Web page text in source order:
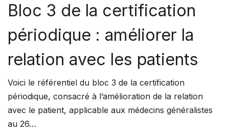
Bloc 3 de la certification
périodique : améliorer la
relation avec les patients
Voici le référentiel du bloc 3 de la certification
périodique, consacré à l’amélioration de la relation
avec le patient, applicable aux médecins généralistes
au 26…